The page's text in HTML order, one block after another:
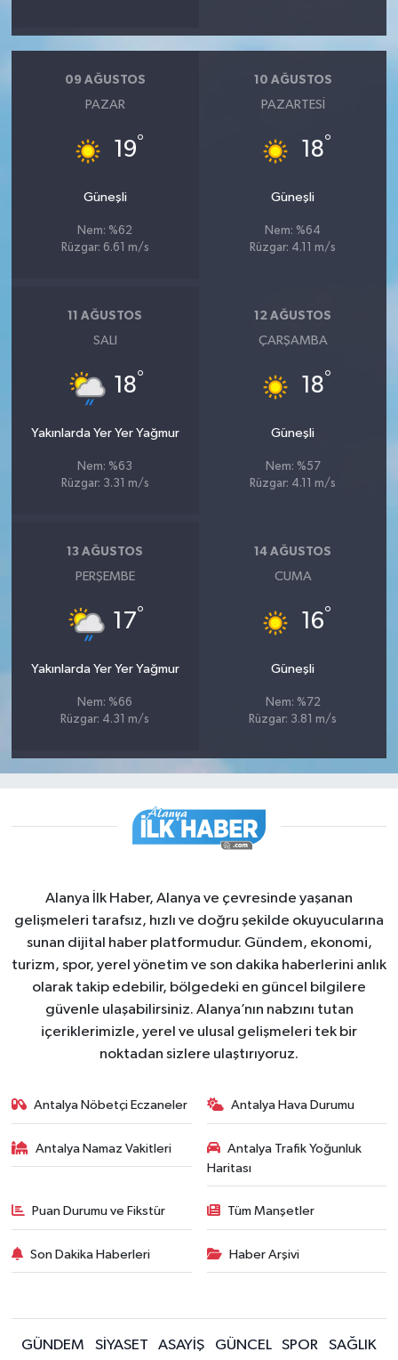
09 AĞUSTOS
PAZAR
19°
Güneşli
Nem: %62
Rüzgar: 6.61 m/s
10 AĞUSTOS
PAZARTESI
18°
Güneşli
Nem: %64
Rüzgar: 4.11 m/s
11 AĞUSTOS
SALI
18°
Yakınlarda Yer Yer Yağmur
Nem: %63
Rüzgar: 3.31 m/s
12 AĞUSTOS
ÇARŞAMBA
18°
Güneşli
Nem: %57
Rüzgar: 4.11 m/s
13 AĞUSTOS
PERŞEMBE
17°
Yakınlarda Yer Yer Yağmur
Nem: %66
Rüzgar: 4.31 m/s
14 AĞUSTOS
CUMA
16°
Güneşli
Nem: %72
Rüzgar: 3.81 m/s
Alanya İlk Haber, Alanya ve çevresinde yaşanan
gelişmeleri tarafsız, hızlı ve doğru şekilde okuyucularına
sunan dijital haber platformudur. Gündem, ekonomi,
turizm, spor, yerel yönetim ve son dakika haberlerini anlık
olarak takip edebilir, bölgedeki en güncel bilgilere
güvenle ulaşabilirsiniz. Alanya’nın nabzını tutan
içeriklerimizle, yerel ve ulusal gelişmeleri tek bir
noktadan sizlere ulaştırıyoruz.
Antalya Nöbetçi Eczaneler Antalya Hava Durumu
Antalya Namaz Vakitleri
Antalya Trafik Yoğunluk
Haritası
Puan Durumu ve Fikstür Tüm Manşetler
Son Dakika Haberleri Haber Arşivi
GÜNDEM SİYASET ASAYİŞ GÜNCEL SPOR SAĞLIK